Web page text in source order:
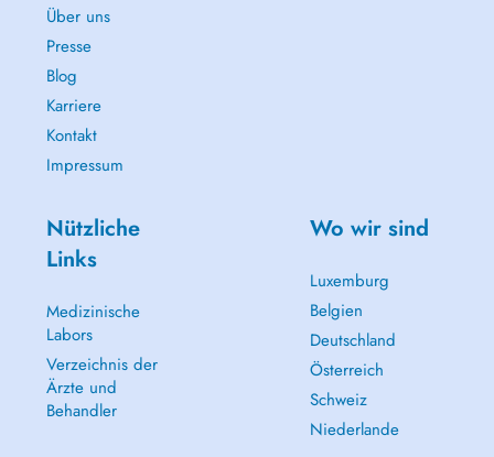
Über uns
Presse
Blog
Karriere
Kontakt
Impressum
Nützliche
Links
Medizinische
Labors
Verzeichnis der
Ärzte und
Behandler
Wo wir sind
Luxemburg
Belgien
Deutschland
Österreich
Schweiz
Niederlande